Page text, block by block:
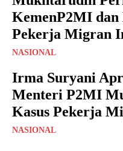
KemenP2MI
Pekerja Migran
NASIONAL
Irma Suryani
Menteri P2MI
Kasus Pekerja
NASIONAL